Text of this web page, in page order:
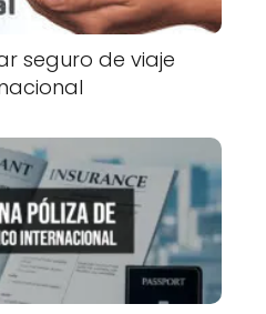
seguro de viaje